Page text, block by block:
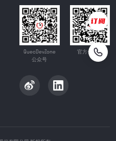
QuecDevZone
公众号
官方公众号